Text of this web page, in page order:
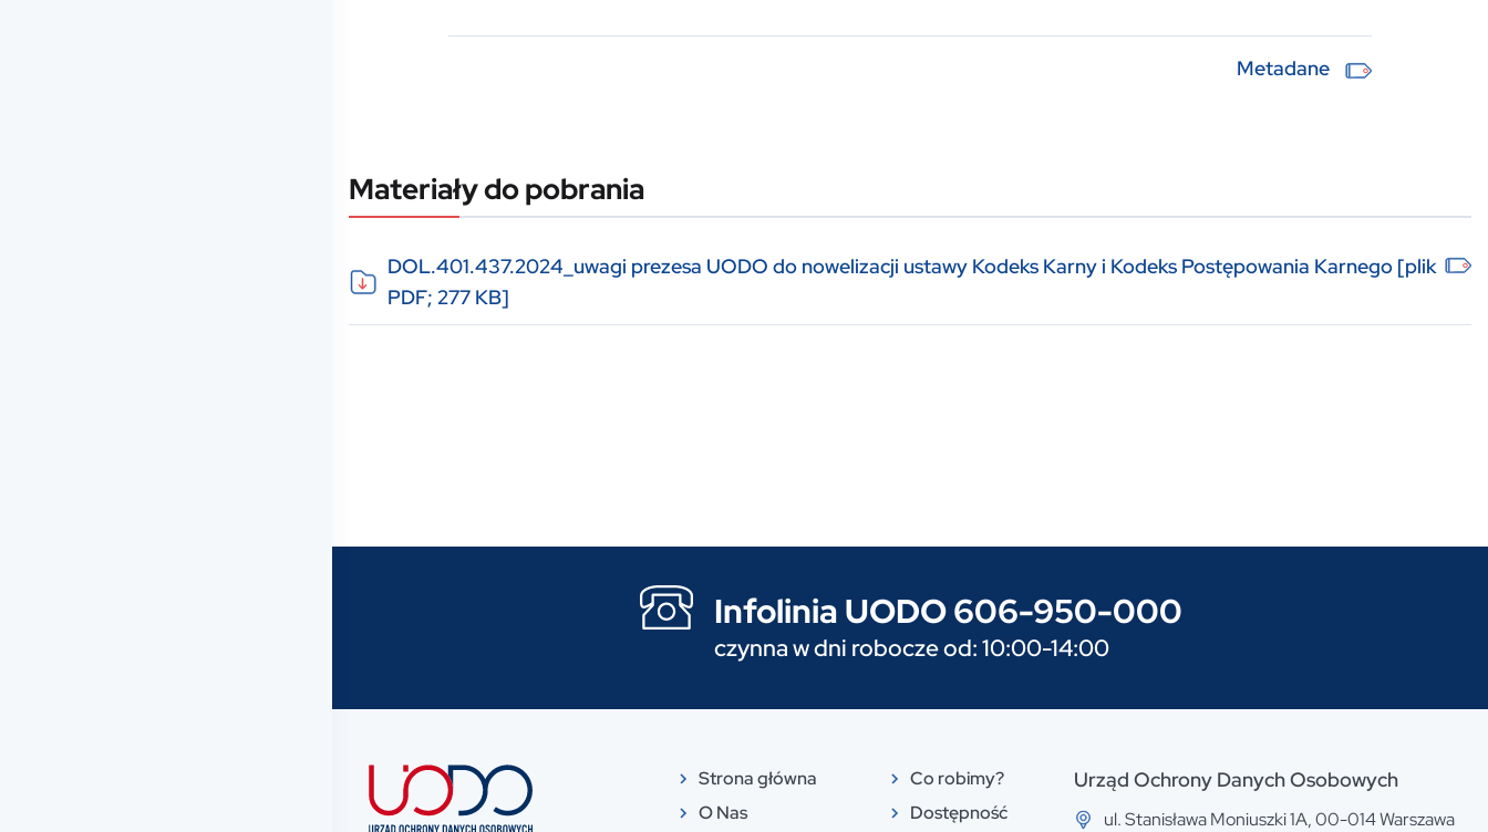
Metadane
Materiały do pobrania
DOL.401.437.2024_uwagi prezesa UODO do nowelizacji ustawy Kodeks Karny i Kodeks Postępowania Karnego [plik
PDF; 277 KB]
Infolinia UODO 606-950-000
czynna w dni robocze od: 10:00-14:00
Strona główna
O Nas
Co robimy?
Dostępność
Urząd Ochrony Danych Osobowych
ul. Stanisława Moniuszki 1A, 00-014 Warszawa